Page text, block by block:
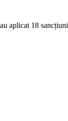
aplicat 18 sancțiuni